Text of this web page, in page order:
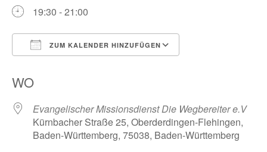
19:30 - 21:00
ZUM KALENDER HINZUFÜGEN
WO
Evangelischer Missionsdienst Die Wegbereiter e.V
Kürnbacher Straße 25, Oberderdingen-Flehingen,
Baden-Württemberg, 75038, Baden-Württemberg